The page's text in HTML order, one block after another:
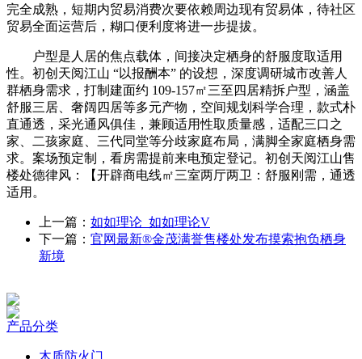
完全成熟，短期内贸易消费次要依赖周边现有贸易体，待社区
贸易全面运营后，糊口便利度将进一步提拔。
户型是人居的焦点载体，间接决定栖身的舒服度取适用
性。初创天阅江山 “以报酬本” 的设想，深度调研城市改善人
群栖身需求，打制建面约 109-157㎡三至四居精拆户型，涵盖
舒服三居、奢阔四居等多元产物，空间规划科学合理，款式朴
直通透，采光通风俱佳，兼顾适用性取质量感，适配三口之
家、二孩家庭、三代同堂等分歧家庭布局，满脚全家庭栖身需
求。案场预定制，看房需提前来电预定登记。初创天阅江山售
楼处德律风：【开辟商电线㎡三室两厅两卫：舒服刚需，通透
适用。
上一篇： 如如理论_如如理论V
下一篇： 官网最新®金茂满誉售楼处发布摸索抱负栖身
新境
产品分类
木质防火门